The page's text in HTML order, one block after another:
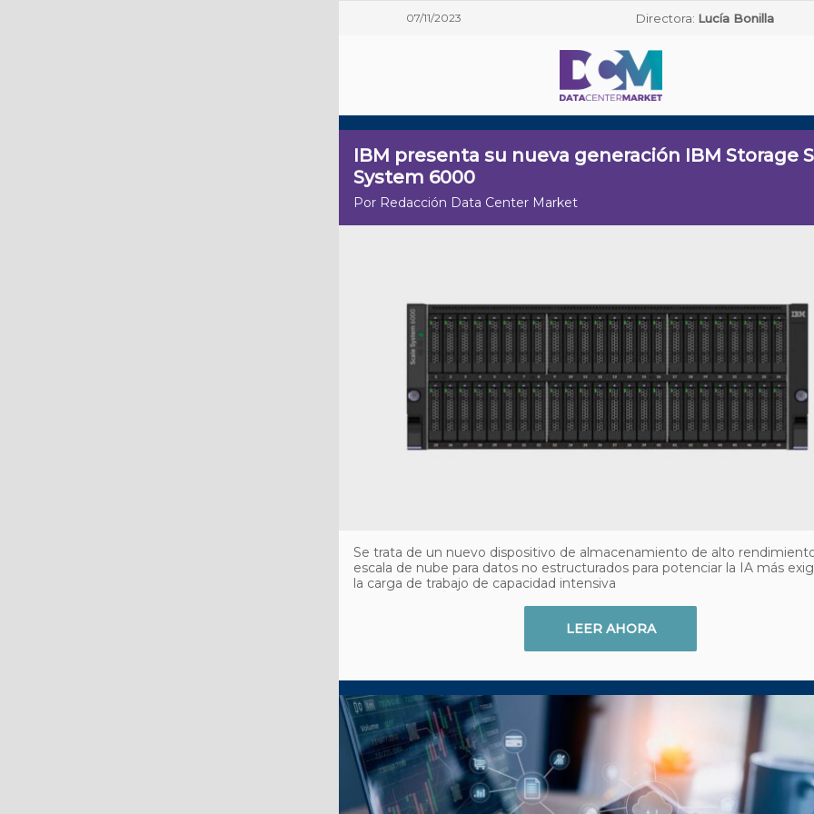
07/11/2023 Directora: Lucía Bonilla
IBM presenta su nueva generación IBM Storage
System 6000
Por Redacción Data Center Market
Se trata de un nuevo dispositivo de almacenamiento de alto
escala de nube para datos no estructurados para potenciar la IA más
la carga de trabajo de capacidad intensiva
LEER AHORA